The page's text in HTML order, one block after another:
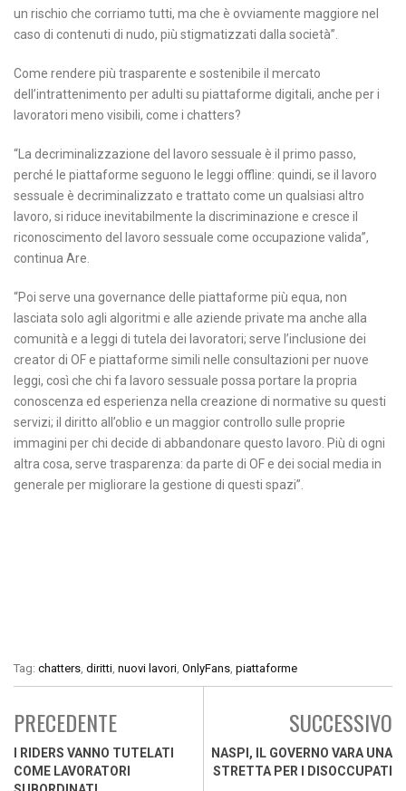
un rischio che corriamo tutti, ma che è ovviamente maggiore nel
caso di contenuti di nudo, più stigmatizzati dalla società”.
Come rendere più trasparente e sostenibile il mercato
dell’intrattenimento per adulti su piattaforme digitali, anche per i
lavoratori meno visibili, come i chatters?
“La decriminalizzazione del lavoro sessuale è il primo passo,
perché le piattaforme seguono le leggi offline: quindi, se il lavoro
sessuale è decriminalizzato e trattato come un qualsiasi altro
lavoro, si riduce inevitabilmente la discriminazione e cresce il
riconoscimento del lavoro sessuale come occupazione valida”,
continua Are.
“Poi serve una governance delle piattaforme più equa, non
lasciata solo agli algoritmi e alle aziende private ma anche alla
comunità e a leggi di tutela dei lavoratori; serve l’inclusione dei
creator di OF e piattaforme simili nelle consultazioni per nuove
leggi, così che chi fa lavoro sessuale possa portare la propria
conoscenza ed esperienza nella creazione di normative su questi
servizi; il diritto all’oblio e un maggior controllo sulle proprie
immagini per chi decide di abbandonare questo lavoro. Più di ogni
altra cosa, serve trasparenza: da parte di OF e dei social media in
generale per migliorare la gestione di questi spazi”.
Tag: chatters, diritti, nuovi lavori, OnlyFans, piattaforme
PRECEDENTE
I RIDERS VANNO TUTELATI
COME LAVORATORI
SUCCESSIVO
NASPI, IL GOVERNO VARA UNA
STRETTA PER I DISOCCUPATI